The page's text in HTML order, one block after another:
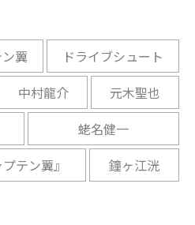
る！
翼
ドライブシュート
中村龍介
元木聖也
蛯名健一
テン翼』
鐘ヶ江洸